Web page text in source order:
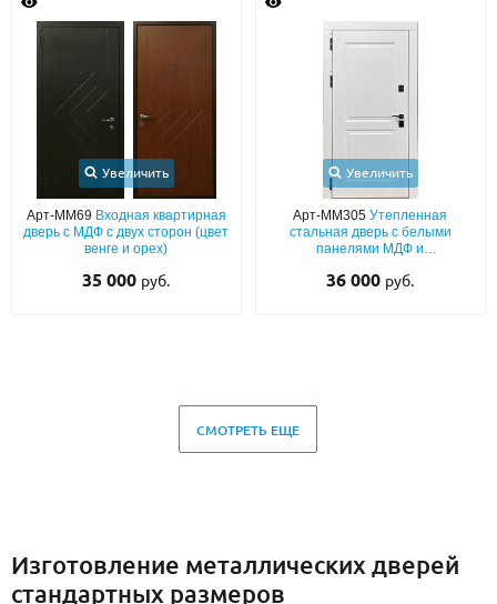
Увеличить
Арт-ММ69 Входная квартирная
дверь с МДФ с двух сторон (цвет
венге и орех)
35 000 руб.
Увеличить
Арт-ММ305Утепленная
стальная дверь с белыми
панелями МДФ и
36 000 руб.
СМОТРЕТЬ ЕЩЕ
Изготовление металлических дверей
стандартных размеров